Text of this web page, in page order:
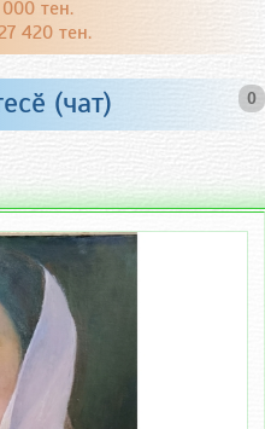
тен.
420 тен.
0
(чат)